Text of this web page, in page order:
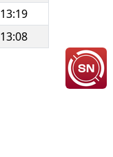
13:19
13:08